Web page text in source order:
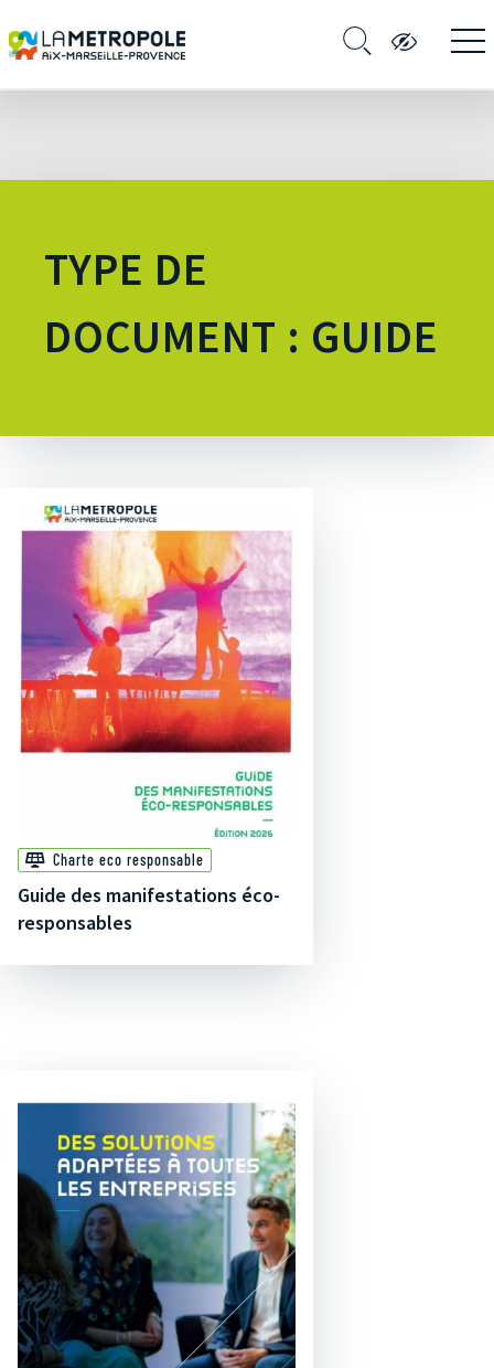
TYPE DE
DOCUMENT : GUIDE
Charte eco responsable
Guide des manifestations éco-
responsables